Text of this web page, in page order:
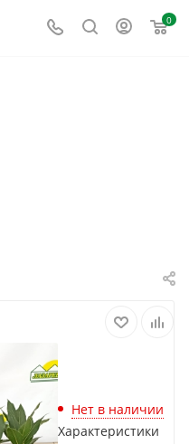
0
Нет в наличии
Характеристики